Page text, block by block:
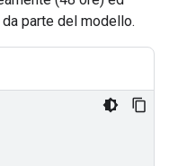
parte del modello.